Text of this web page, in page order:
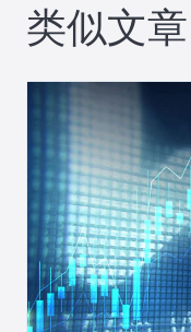
类似文章